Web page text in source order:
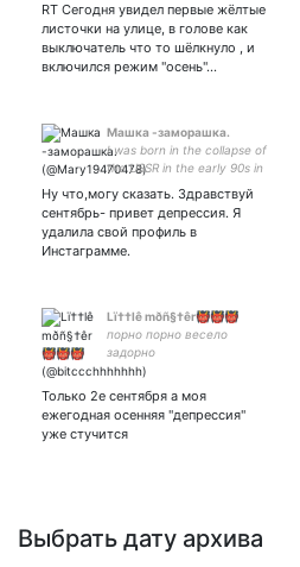
#cfc #ktbffh #londonisblue
RT Сегодня увидел первые жёлтые
листочки на улице, в голове как
выключатель что то шёлкнуло , и
включился режим "осень"…
Машка -заморашка.
I was born in the collapse of
the USSR in the early 90s in
Ну что,могу сказать. Здравствуй
сентябрь- привет депрессия. Я
удалила свой профиль в
Инстаграмме.
Lï††lê mðñ§†êr👹👹👹
порно порно весело
задорно
Только 2е сентября а моя
ежегодная осенняя "депрессия"
уже стучится
Выбрать дату архива